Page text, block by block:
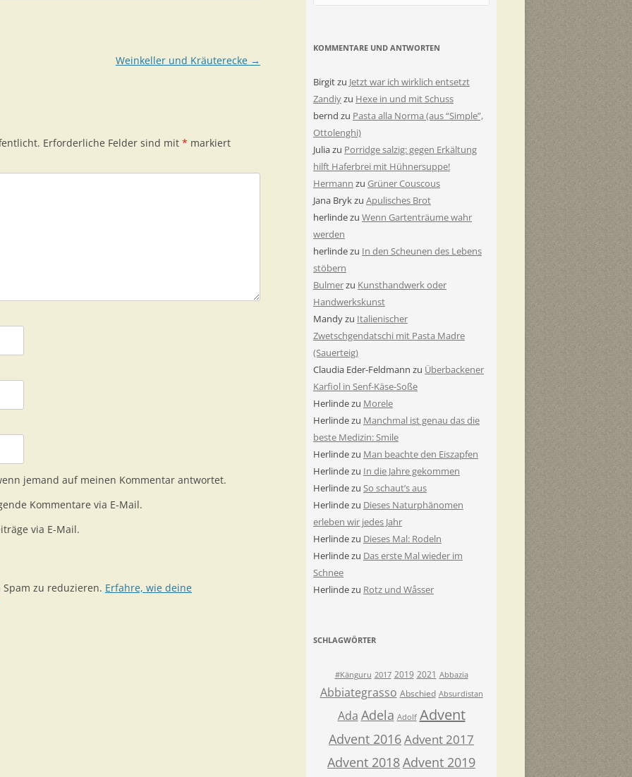
Weinkeller und Kräuterecke →
Erforderliche Felder sind mit * markiert
jemand auf meinen Kommentar antwortet.
Kommentare via E-Mail.
via E-Mail.
zu reduzieren. Erfahre, wie deine
KOMMENTARE UND ANTWORTEN
Birgitzu Jetzt war ich wirklich entsetzt
Zandiyzu Hexe in und mit Schuss
bernd zu Pasta alla Norma (aus “Simple”,
Ottolenghi)
Juliazu Porridge salzig: gegen Erkältung
hilft Haferbrei mit Hühnersuppe!
Hermann zu Grüner Couscous
Jana Brykzu Apulisches Brot
herlindezu Wenn Gartenträume wahr
werden
herlindezu In den Scheunen des Lebens
stöbern
Bulmerzu Kunsthandwerk oder
Handwerkskunst
Mandyzu Italienischer
Zwetschgendatschi mit Pasta Madre
(Sauerteig)
Claudia Eder-Feldmann zu Überbackener
Karfiol in Senf-Käse-Soße
Herlindezu Morele
Herlindezu Manchmal ist genau das die
beste Medizin: Smile
Herlindezu Man beachte den Eiszapfen
Herlindezu In die Jahre gekommen
Herlindezu So schaut’s aus
Herlindezu Dieses Naturphänomen
erleben wir jedes Jahr
Herlindezu Dieses Mal: Rodeln
Herlindezu Das erste Mal wieder im
Schnee
Herlindezu Rotz und Wåsser
SCHLAGWÖRTER
#Känguru 2017 2019 2021 Abbazia
Abbiategrasso Abschied Absurdistan
Ada Adela Adolf Advent
Advent 2016Advent 2017
Advent 2018Advent 2019